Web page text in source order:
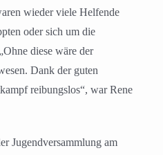
wieder viele Helfende
oder sich um die
diese wäre der
Dank der guten
reibungslos“, war Rene
Jugendversammlung am